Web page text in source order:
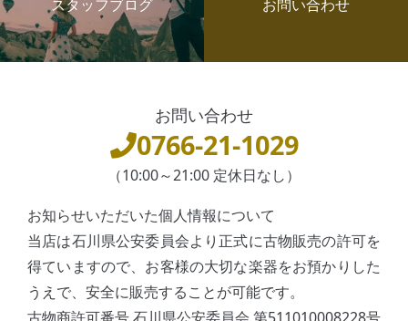
スタッフブログ お問い合わせ
お問い合わせ
0766-21-1029
（10:00～21:00 定休日なし）
お知らせいただいた個人情報について
当店は石川県公安委員会より正式に古物販売の許可を
得ていますので、お客様の大切な楽器をお預かりした
うえで、安全に販売することが可能です。